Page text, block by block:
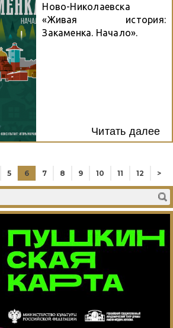
Ново-Николаевска
«Живая история:
Закаменка. Начало».
Читать далее
5 6 7 8 9 10 11 12 >